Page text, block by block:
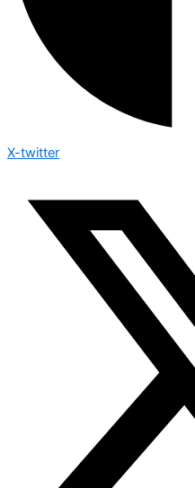
X-twitter